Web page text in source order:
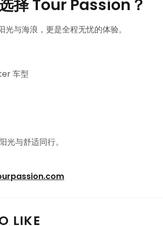
择 Tour Passion？
与海浪，更是全程无忧的体验。
车型
与舒适同行。
LIKE